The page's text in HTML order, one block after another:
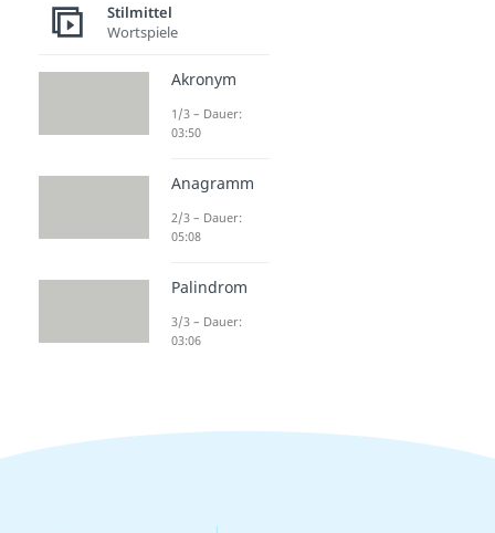
Stilmittel
Wortspiele
Akronym
1/3 – Dauer:
03:50
Anagramm
2/3 – Dauer:
05:08
Palindrom
3/3 – Dauer:
03:06